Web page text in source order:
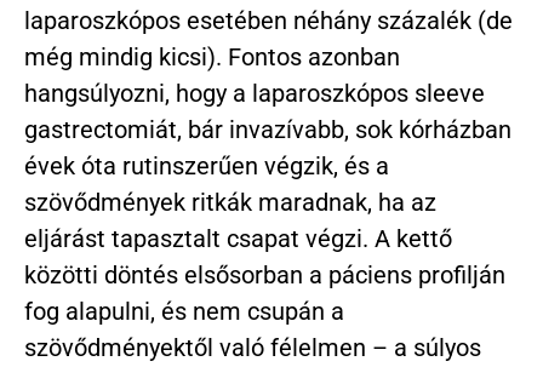
laparoszkópos esetében néhány százalék (de
még mindig kicsi). Fontos azonban
hangsúlyozni, hogy a laparoszkópos sleeve
gastrectomiát, bár invazívabb, sok kórházban
évek óta rutinszerűen végzik, és a
szövődmények ritkák maradnak, ha az
eljárást tapasztalt csapat végzi. A kettő
közötti döntés elsősorban a páciens profilján
fog alapulni, és nem csupán a
szövődményektől való félelmen – a súlyos